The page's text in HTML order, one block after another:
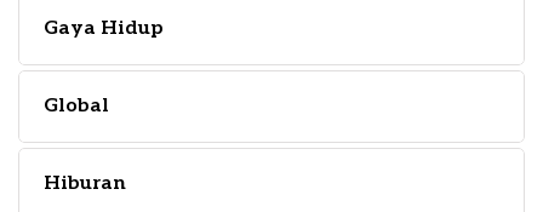
Gaya Hidup
Global
Hiburan